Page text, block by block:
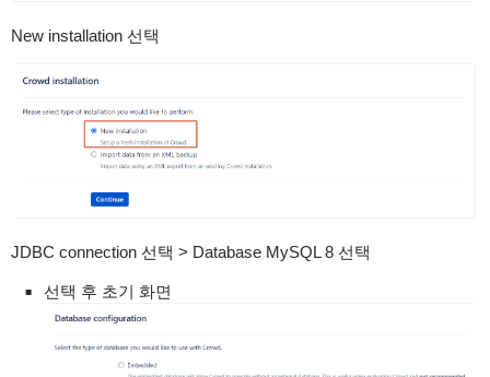
New installation 선택
JDBC connection 선택 > Database MySQL 8 선택
선택 후 초기 화면